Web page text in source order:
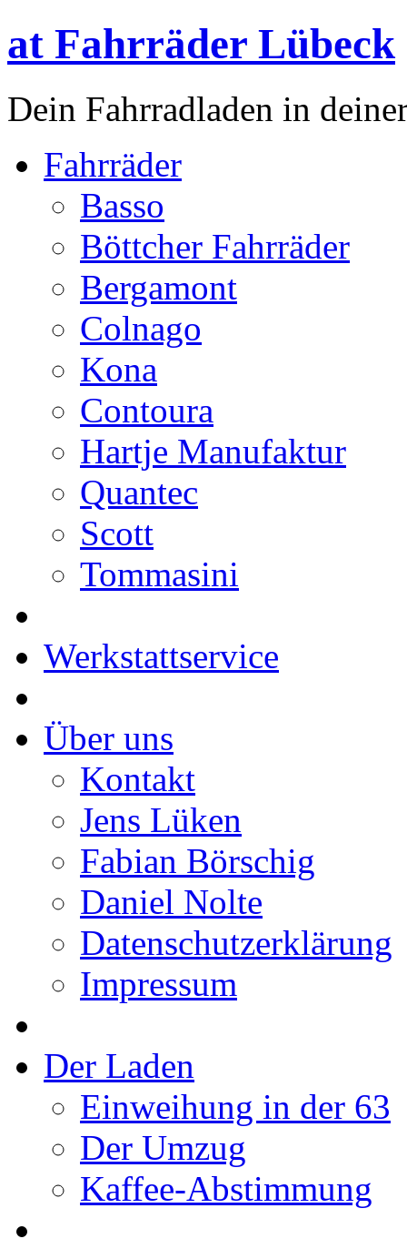
at Fahrräder Lübeck
Dein Fahrradladen in
Fahrräder
Basso
Böttcher Fahrräder
Bergamont
Colnago
Kona
Contoura
Hartje Manufaktur
Quantec
Scott
Tommasini
Werkstattservice
Über uns
Kontakt
Jens Lüken
Fabian Börschig
Daniel Nolte
Datenschutzerklärung
Impressum
Der Laden
Einweihung in der 63
Der Umzug
Kaffee-Abstimmung